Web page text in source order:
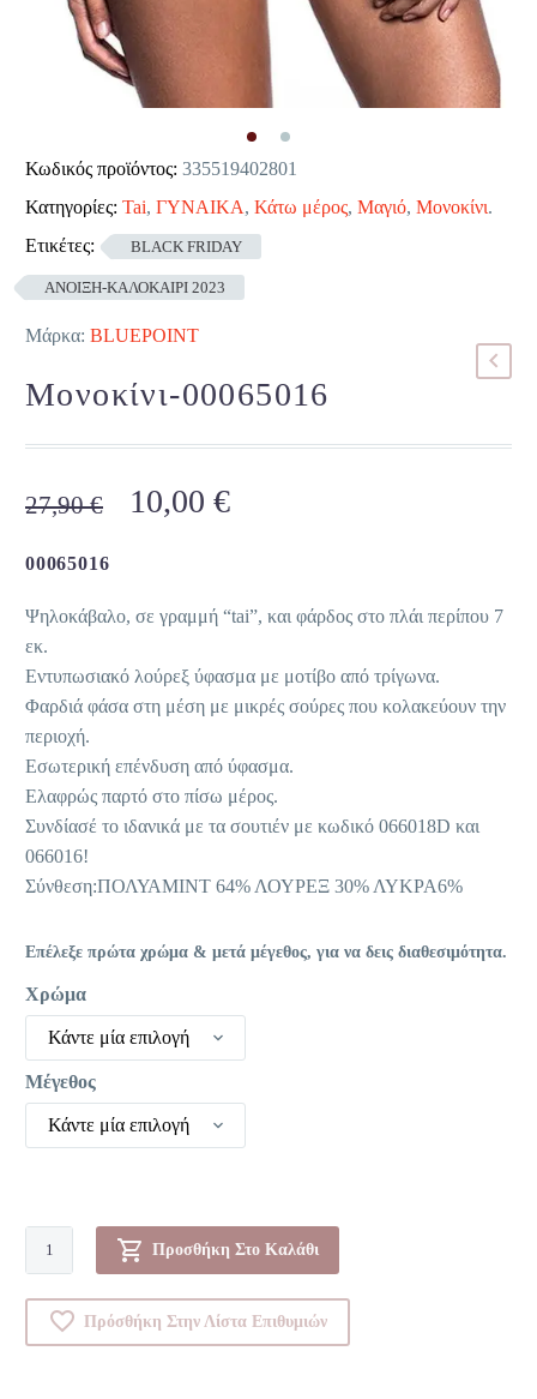
Κωδικός προϊόντος: 335519402801
Κατηγορίες: Tai, ΓΥΝΑΙΚΑ, Κάτω μέρος, Μαγιό, Μονοκίνι.
Ετικέτες:
BLACK FRIDAY
ΑΝΟΙΞΗ-ΚΑΛΟΚΑΙΡΙ 2023
Μάρκα: BLUEPOINT
Μονοκίνι-00065016
27,90€
Original
27,90 €.
10,00 €Η
είναι:
10,00 €.
00065016
Ψηλοκάβαλο, σε γραμμή “tai”, και φάρδος στο πλάι περίπου 7
εκ.
Εντυπωσιακό λούρεξ ύφασμα με μοτίβο από τρίγωνα.
Φαρδιά φάσα στη μέση με μικρές σούρες που κολακεύουν την
περιοχή.
Εσωτερική επένδυση από ύφασμα.
Ελαφρώς παρτό στο πίσω μέρος.
Συνδίασέ το ιδανικά με τα σουτιέν με κωδικό 066018D και
066016!
Σύνθεση:ΠΟΛΥΑΜΙΝΤ 64% ΛΟΥΡΕΞ 30% ΛΥΚΡΑ6%
Επέλεξε πρώτα χρώμα & μετά μέγεθος, για να δεις διαθεσιμότητα.
Χρώμα
Κάντε μία επιλογή
Μέγεθος
Κάντε μία επιλογή
Μονοκίνι-00065016
ποσότητα
Προσθήκη Στο Καλάθι
Πρόσθήκη Στην Λίστα Επιθυμιών